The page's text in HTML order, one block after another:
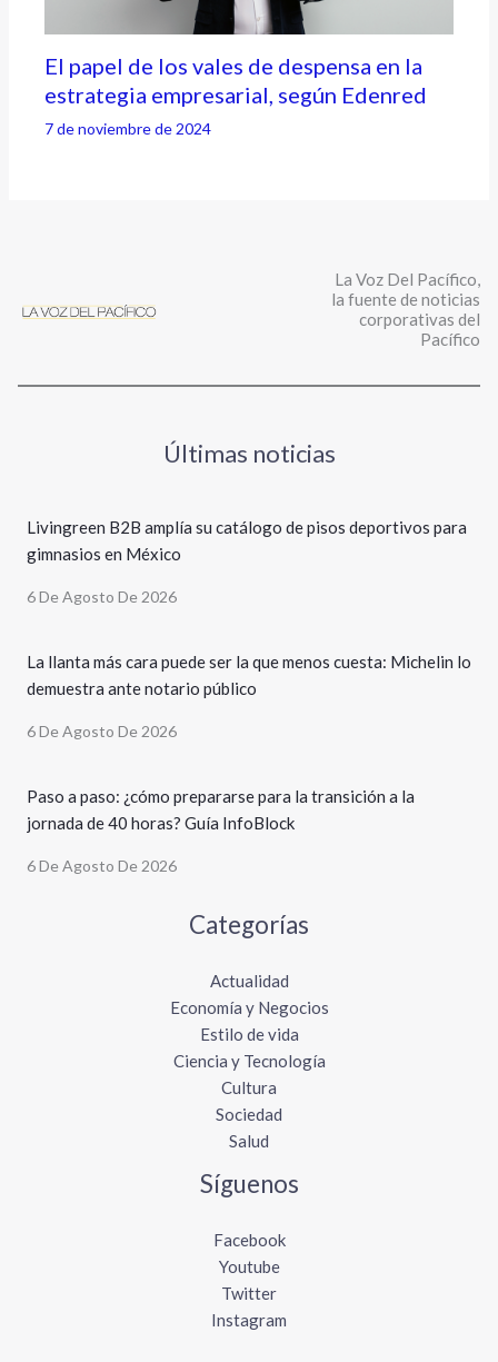
El papel de los vales de despensa en la
estrategia empresarial, según Edenred
7 de noviembre de 2024
La Voz Del Pacífico,
la fuente de noticias
corporativas del
Pacífico
Últimas noticias
Livingreen B2B amplía su catálogo de pisos deportivos para
gimnasios en México
6 De Agosto De 2026
La llanta más cara puede ser la que menos cuesta: Michelin lo
demuestra ante notario público
6 De Agosto De 2026
Paso a paso: ¿cómo prepararse para la transición a la
jornada de 40 horas? Guía InfoBlock
6 De Agosto De 2026
Categorías
Actualidad
Economía y Negocios
Estilo de vida
Ciencia y Tecnología
Cultura
Sociedad
Salud
Síguenos
Facebook
Youtube
Twitter
Instagram